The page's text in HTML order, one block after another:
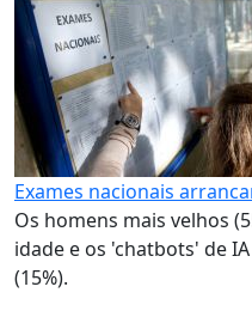
Exames nacionais
Os homens mais velhos
idade e os 'chatbots' de
(15%).